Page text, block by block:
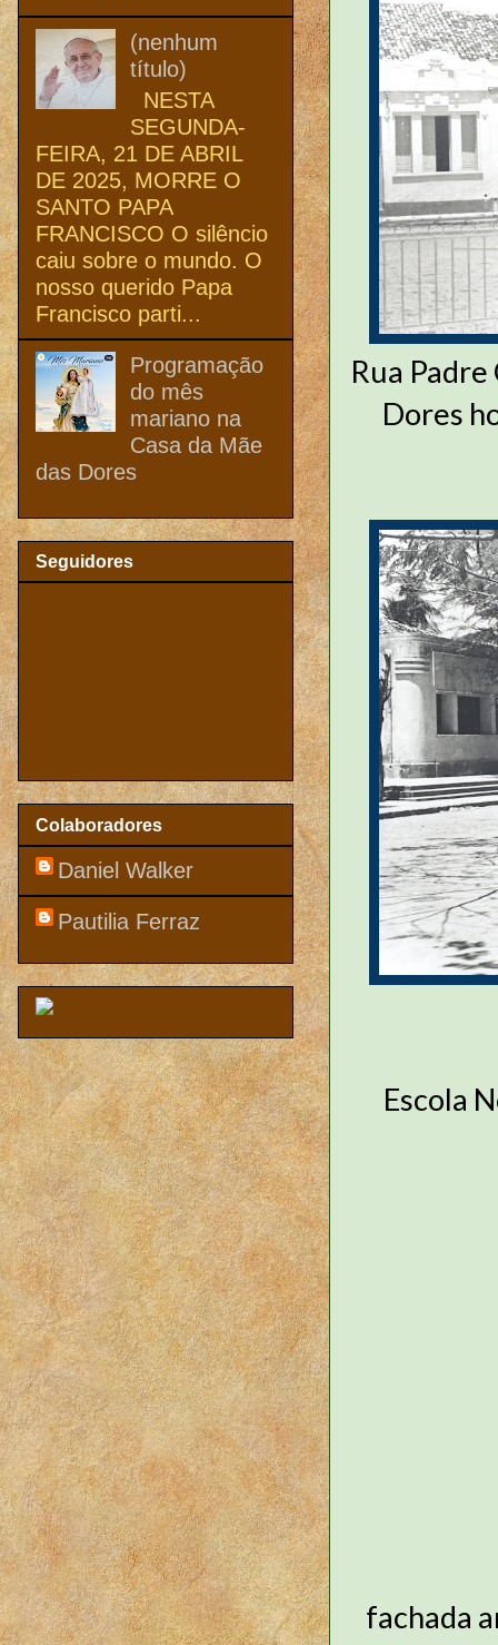
Rua
Dores
Escola
fachada
(nenhum
título)
NESTA
SEGUNDA-
FEIRA, 21 DE ABRIL
DE 2025, MORRE O
SANTO PAPA
FRANCISCO O silêncio
caiu sobre o mundo. O
nosso querido Papa
Francisco parti...
Programação
do mês
mariano na
Casa da Mãe
das Dores
Seguidores
Colaboradores
Daniel Walker
Pautilia Ferraz